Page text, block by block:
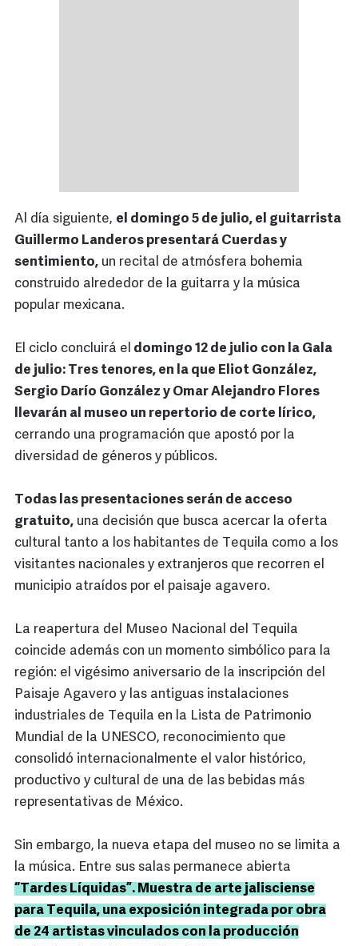
Al día siguiente, el domingo 5 de julio, el guitarrista
Guillermo Landeros presentará Cuerdas y
sentimiento, un recital de atmósfera bohemia
construido alrededor de la guitarra y la música
popular mexicana.
El ciclo concluirá el domingo 12 de julio con la Gala
de julio: Tres tenores, en la que Eliot González,
Sergio Darío González y Omar Alejandro Flores
llevarán al museo un repertorio de corte lírico,
cerrando una programación que apostó por la
diversidad de géneros y públicos.
Todas las presentaciones serán de acceso
gratuito, una decisión que busca acercar la oferta
cultural tanto a los habitantes de Tequila como a los
visitantes nacionales y extranjeros que recorren el
municipio atraídos por el paisaje agavero.
La reapertura del Museo Nacional del Tequila
coincide además con un momento simbólico para la
región: el vigésimo aniversario de la inscripción del
Paisaje Agavero y las antiguas instalaciones
industriales de Tequila en la Lista de Patrimonio
Mundial de la UNESCO, reconocimiento que
consolidó internacionalmente el valor histórico,
productivo y cultural de una de las bebidas más
representativas de México.
Sin embargo, la nueva etapa del museo no se limita a
la música. Entre sus salas permanece abierta
“Tardes Líquidas”. Muestra de arte jalisciense
para Tequila, una exposición integrada por obra
de 24 artistas vinculados con la producción